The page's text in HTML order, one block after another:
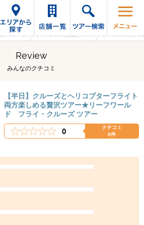
Review
みんなのクチコミ
【半日】クルーズとヘリコプターフライト
両方楽しめる贅沢ツアー★リーフワール
ド フライ・クルーズ ツアー
0
クチコミ
0件